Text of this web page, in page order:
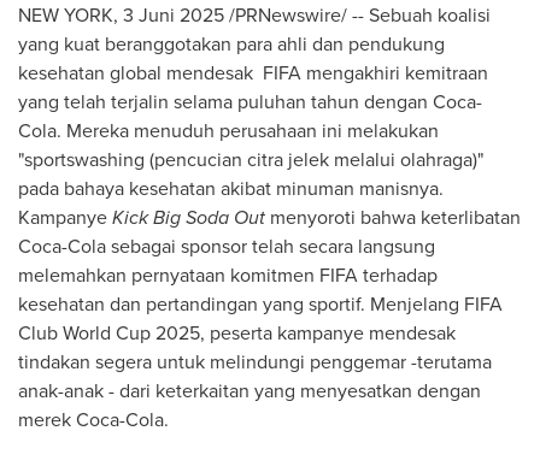
NEW YORK, 3 Juni 2025/PRNewswire/ -- Sebuah koalisi
yang kuat beranggotakan para ahli dan pendukung
kesehatan global mendesak FIFA mengakhiri kemitraan
yang telah terjalin selama puluhan tahun dengan Coca-
Cola. Mereka menuduh perusahaan ini melakukan
"sportswashing (pencucian citra jelek melalui olahraga)"
pada bahaya kesehatan akibat minuman manisnya.
KampanyeKick Big Soda Out menyoroti bahwa keterlibatan
Coca-Cola sebagai sponsor telah secara langsung
melemahkan pernyataan komitmen FIFA terhadap
kesehatan dan pertandingan yang sportif. Menjelang FIFA
Club World Cup 2025, peserta kampanye mendesak
tindakan segera untuk melindungi penggemar -terutama
anak-anak - dari keterkaitan yang menyesatkan dengan
merek Coca-Cola.